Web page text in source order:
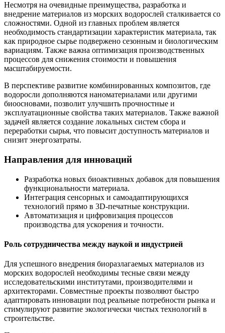
Несмотря на очевидные преимущества, разработка и
внедрение материалов из морских водорослей сталкивается со
сложностями. Одной из главных проблем является
необходимость стандартизации характеристик материала, так
как природное сырье подвержено сезонным и биологическим
вариациям. Также важна оптимизация производственных
процессов для снижения стоимости и повышения
масштабируемости.
В перспективе развитие комбинированных композитов, где
водоросли дополняются наноматериалами или другими
биоосновами, позволит улучшить прочностные и
эксплуатационные свойства таких материалов. Также важной
задачей является создание локальных систем сбора и
переработки сырья, что повысит доступность материалов и
снизит энергозатраты.
Направления для инноваций
Разработка новых биоактивных добавок для повышения
функциональности материала.
Интеграция сенсорных и самоадаптирующихся
технологий прямо в 3D-печатные конструкции.
Автоматизация и цифровизация процессов
производства для ускорения и точности.
Роль сотрудничества между наукой и индустрией
Для успешного внедрения биоразлагаемых материалов из
морских водорослей необходимы тесные связи между
исследовательскими институтами, производителями и
архитекторами. Совместные проекты позволяют быстро
адаптировать инновации под реальные потребности рынка и
стимулируют развитие экологически чистых технологий в
строительстве.